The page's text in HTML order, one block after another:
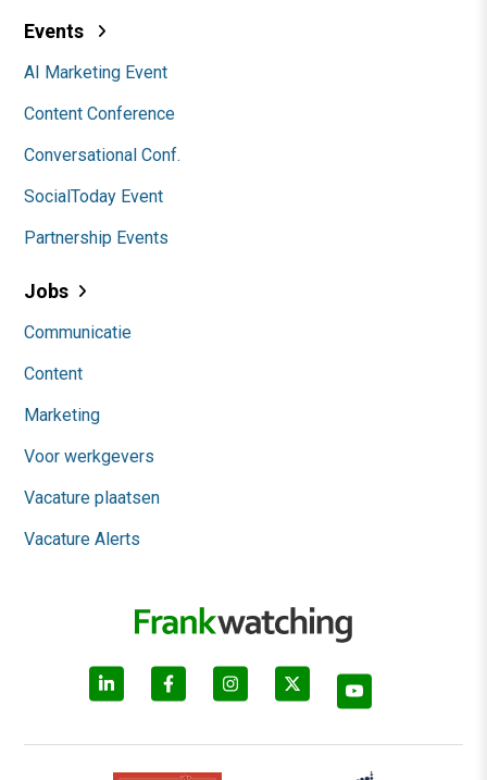
Events
AI Marketing Event
Content Conference
Conversational Conf.
SocialToday Event
Partnership Events
Jobs
Communicatie
Content
Marketing
Voor werkgevers
Vacature plaatsen
Vacature Alerts